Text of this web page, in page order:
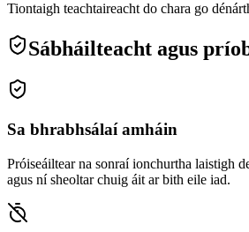
Tiontaigh teachtaireacht do chara go
Sábháilteacht agus
Sa bhrabhsálaí amháin
Próiseáiltear na sonraí ionchurtha laistigh
agus ní sheoltar chuig áit ar bith eile iad.